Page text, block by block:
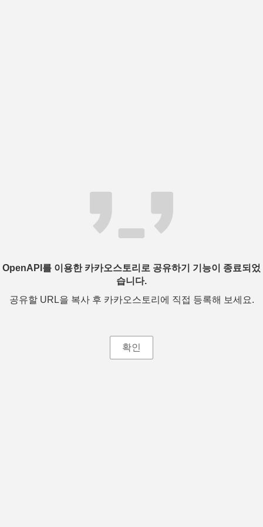
OpenAPI를 이용한 카카오스토리로 공유하기 기능이 종료되었
습니다.
공유할 URL을 복사 후 카카오스토리에 직접 등록해 보세요.
확인